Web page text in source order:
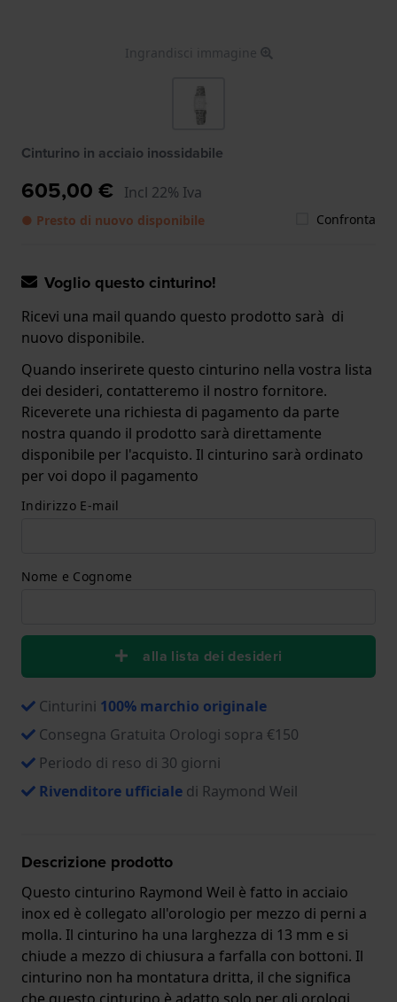
Ingrandisci immagine
Cinturino in acciaio inossidabile
605,00 € Incl 22% Iva
● Presto di nuovo disponibile Confronta
Voglio questo cinturino!
Ricevi una mail quando questo prodotto sarà di
nuovo disponibile.
Quando inserirete questo cinturino nella vostra lista
dei desideri, contatteremo il nostro fornitore.
Riceverete una richiesta di pagamento da parte
nostra quando il prodotto sarà direttamente
disponibile per l'acquisto. Il cinturino sarà ordinato
per voi dopo il pagamento
Indirizzo E-mail
Nome e Cognome
alla lista dei desideri
Cinturini 100% marchio originale
Consegna Gratuita Orologi sopra €150
Periodo di reso di 30 giorni
Rivenditore ufficiale di Raymond Weil
Descrizione prodotto
Questo cinturino Raymond Weil è fatto in acciaio
inox ed è collegato all'orologio per mezzo di perni a
molla. Il cinturino ha una larghezza di 13 mm e si
chiude a mezzo di chiusura a farfalla con bottoni. Il
cinturino non ha montatura dritta, il che significa